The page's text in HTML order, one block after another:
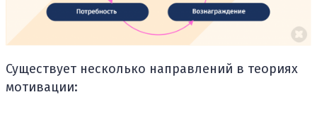
Существует несколько направлений в теориях
мотивации: